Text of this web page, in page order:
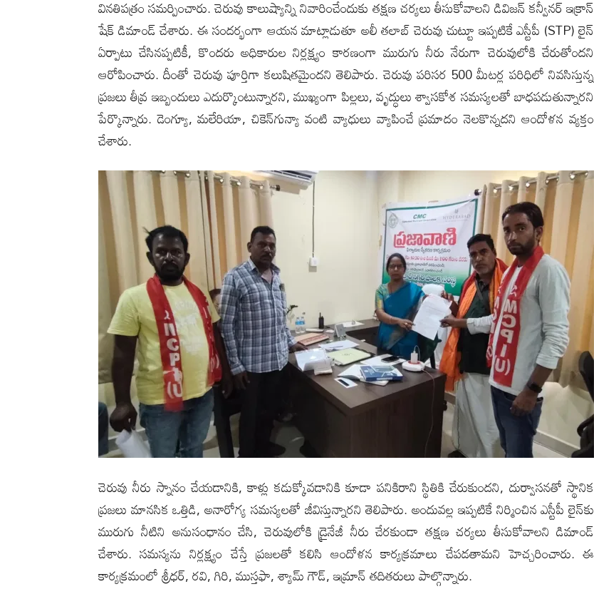
వినతిపత్రం సమర్పించారు. చెరువు కాలుష్యాన్ని నివారించేందుకు తక్షణ చర్యలు తీసుకోవాలని డివిజన్ కన్వీనర్ ఇక్రాన్
షేక్ డిమాండ్ చేశారు. ఈ సందర్భంగా ఆయన మాట్లాడుతూ అలీ తలాబ్ చెరువు చుట్టూ ఇప్పటికే ఎస్టీపీ (STP) లైన్
ఏర్పాటు చేసినప్పటికీ, కొందరు అధికారుల నిర్లక్ష్యం కారణంగా మురుగు నీరు నేరుగా చెరువులోకి చేరుతోందని
ఆరోపించారు. దీంతో చెరువు పూర్తిగా కలుషితమైందని తెలిపారు. చెరువు పరిసర 500 మీటర్ల పరిధిలో నివసిస్తున్న
ప్రజలు తీవ్ర ఇబ్బందులు ఎదుర్కొంటున్నారని, ముఖ్యంగా పిల్లలు, వృద్ధులు శ్వాసకోశ సమస్యలతో బాధపడుతున్నారని
పేర్కొన్నారు. డెంగ్యూ, మలేరియా, చికెన్‌గున్యా వంటి వ్యాధులు వ్యాపించే ప్రమాదం నెలకొన్నదని ఆందోళన వ్యక్తం
చేశారు.
చెరువు నీరు స్నానం చేయడానికి, కాళ్లు కడుక్కోవడానికి కూడా పనికిరాని స్థితికి చేరుకుందని, దుర్వాసనతో స్థానిక
ప్రజలు మానసిక ఒత్తిడి, అనారోగ్య సమస్యలతో జీవిస్తున్నారని తెలిపారు. అందువల్ల ఇప్పటికే నిర్మించిన ఎస్టీపీ లైన్‌కు
మురుగు నీటిని అనుసంధానం చేసి, చెరువులోకి డ్రైనేజీ నీరు చేరకుండా తక్షణ చర్యలు తీసుకోవాలని డిమాండ్
చేశారు. సమస్యను నిర్లక్ష్యం చేస్తే ప్రజలతో కలిసి ఆందోళన కార్యక్రమాలు చేపడతామని హెచ్చరించారు. ఈ
కార్యక్రమంలో శ్రీధర్, రవి, గిరి, ముస్తఫా, శ్యామ్ గౌడ్, ఇమ్రాన్ తదితరులు పాల్గొన్నారు.